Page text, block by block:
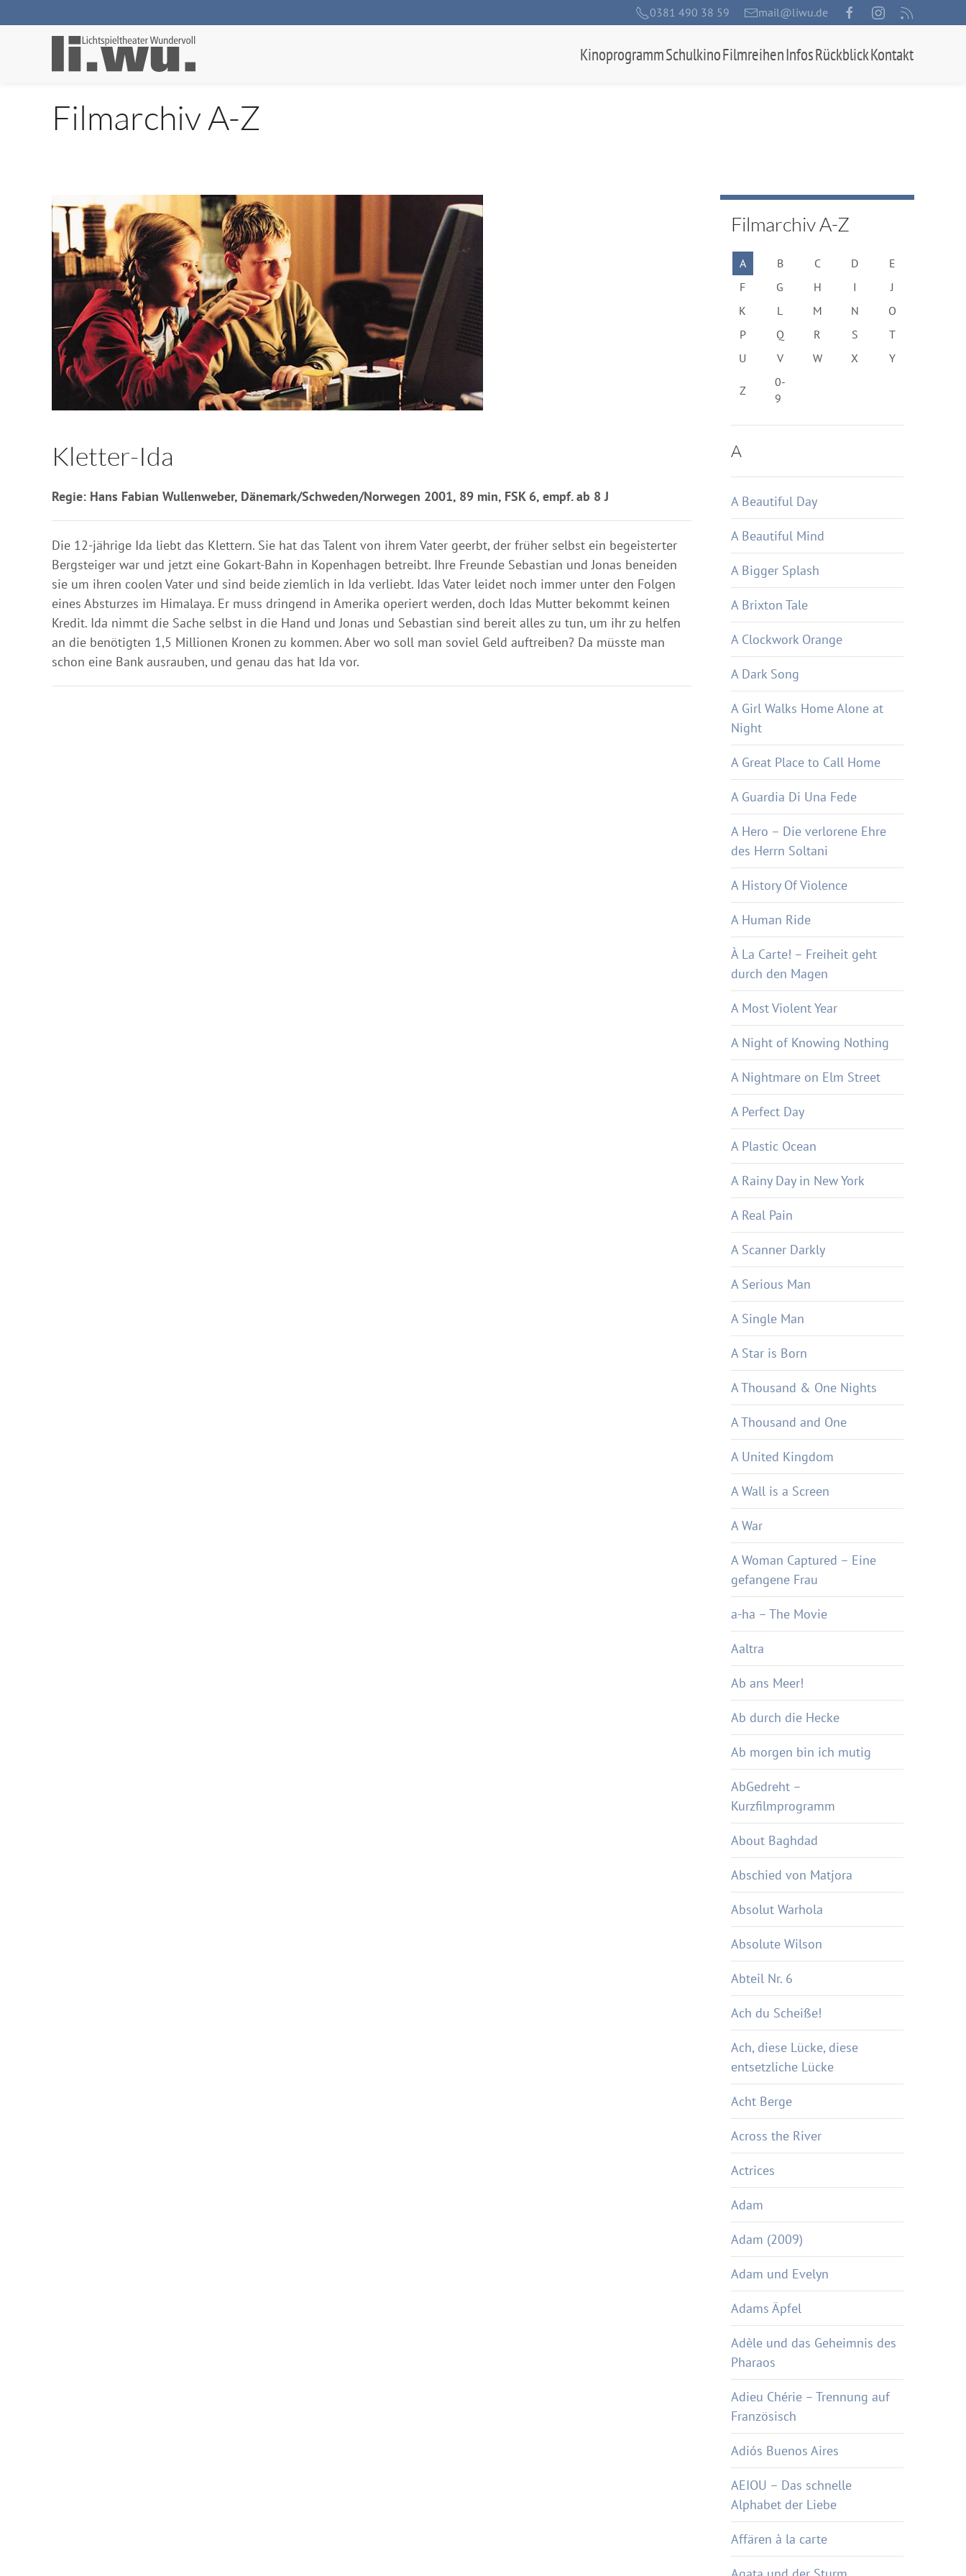
0381 490 38 59 mail@liwu.de
KinoprogrammSchulkinoFilmreihenInfosRückblickKontakt
Filmarchiv A-Z
Kletter-Ida
Regie: Hans Fabian Wullenweber, Dänemark/Schweden/Norwegen 2001, 89 min, FSK 6, empf. ab 8 J
Die 12-jährige Ida liebt das Klettern. Sie hat das Talent von ihrem Vater geerbt, der früher selbst ein begeisterter
Bergsteiger war und jetzt eine Gokart-Bahn in Kopenhagen betreibt. Ihre Freunde Sebastian und Jonas beneiden
sie um ihren coolen Vater und sind beide ziemlich in Ida verliebt. Idas Vater leidet noch immer unter den Folgen
eines Absturzes im Himalaya. Er muss dringend in Amerika operiert werden, doch Idas Mutter bekommt keinen
Kredit. Ida nimmt die Sache selbst in die Hand und Jonas und Sebastian sind bereit alles zu tun, um ihr zu helfen
an die benötigten 1,5 Millionen Kronen zu kommen. Aber wo soll man soviel Geld auftreiben? Da müsste man
schon eine Bank ausrauben, und genau das hat Ida vor.
Filmarchiv A-Z
A B C D
E
F
G H I
J
K
L M N
O
P
Q R S
T
U
V W X Y
Z
0-
9
A
A Beautiful Day
A Beautiful Mind
A Bigger Splash
A Brixton Tale
A Clockwork Orange
A Dark Song
A Girl Walks Home Alone at
Night
A Great Place to Call Home
A Guardia Di Una Fede
A Hero – Die verlorene Ehre
des Herrn Soltani
A History Of Violence
A Human Ride
À La Carte! – Freiheit geht
durch den Magen
A Most Violent Year
A Night of Knowing Nothing
A Nightmare on Elm Street
A Perfect Day
A Plastic Ocean
A Rainy Day in New York
A Real Pain
A Scanner Darkly
A Serious Man
A Single Man
A Star is Born
A Thousand & One Nights
A Thousand and One
A United Kingdom
A Wall is a Screen
A War
A Woman Captured – Eine
gefangene Frau
a-ha – The Movie
Aaltra
Ab ans Meer!
Ab durch die Hecke
Ab morgen bin ich mutig
AbGedreht –
Kurzfilmprogramm
About Baghdad
Abschied von Matjora
Absolut Warhola
Absolute Wilson
Abteil Nr. 6
Ach du Scheiße!
Ach, diese Lücke, diese
entsetzliche Lücke
Acht Berge
Across the River
Actrices
Adam
Adam (2009)
Adam und Evelyn
Adams Äpfel
Adèle und das Geheimnis des
Pharaos
Adieu Chérie – Trennung auf
Französisch
Adiós Buenos Aires
AEIOU – Das schnelle
Alphabet der Liebe
Affären à la carte